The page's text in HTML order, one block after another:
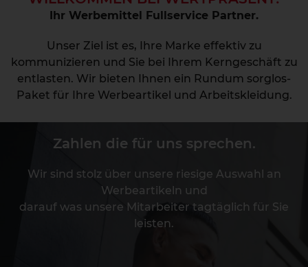
Ihr Werbemittel Fullservice Partner.
Unser Ziel ist es, Ihre Marke effektiv zu
kommunizieren und Sie bei Ihrem Kerngeschäft zu
entlasten. Wir bieten Ihnen ein Rundum sorglos-
Paket für Ihre Werbeartikel und Arbeitskleidung.
Zahlen die für uns sprechen.
Wir sind stolz über unsere riesige Auswahl an
Werbeartikeln und
darauf was unsere Mitarbeiter tagtäglich für Sie
leisten.